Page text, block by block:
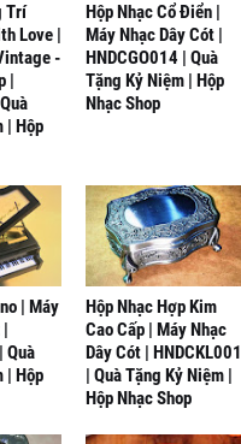
Trí
Love |
-
|
| Hộp
Hộp Nhạc Cổ Điển |
Máy Nhạc Dây Cót |
HNDCGO014 | Quà
Tặng Kỷ Niệm | Hộp
Nhạc Shop
| Máy
|
Quà
| Hộp
Hộp Nhạc Hợp Kim
Cao Cấp | Máy Nhạc
Dây Cót | HNDCKL001
| Quà Tặng Kỷ Niệm |
Hộp Nhạc Shop